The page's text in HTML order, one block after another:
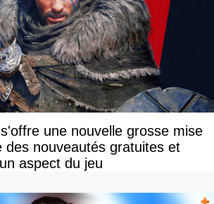
une nouvelle grosse mise
des nouveautés gratuites et
aspect du jeu